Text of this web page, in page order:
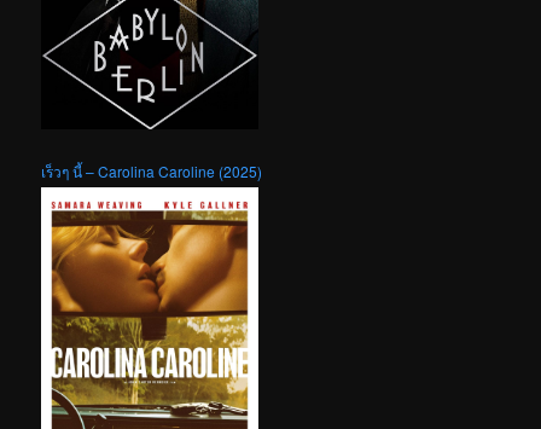
เร็วๆ นี้ – Carolina Caroline (2025)